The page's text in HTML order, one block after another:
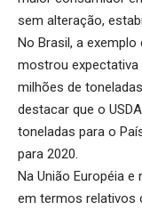
sem alteração,
No Brasil, a
mostrou expectativa
milhões de
destacar que o
toneladas para o
para 2020.
Na União Européia
em termos relativos